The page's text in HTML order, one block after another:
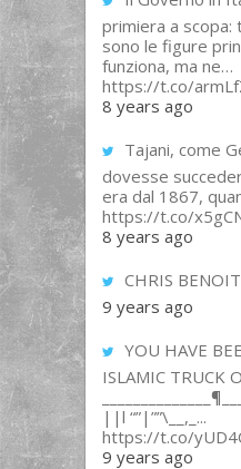
primiera a scopa:
sono le figure
funziona, ma ne…
https://t.co/
8 years ago
Tajani, come
dovesse
era dal 1867,
https://t.co/
8 years ago
CHRIS BENOIT
9 years ago
YOU HAVE
ISLAMIC TRUCK
||l “”|””\__,_...
https://t.co/
9 years ago